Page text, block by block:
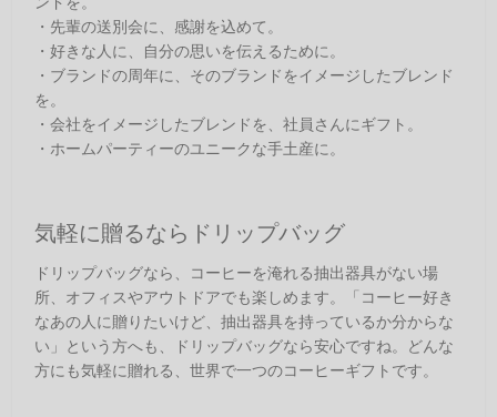
・先輩の送別会に、感謝を込めて。
・好きな人に、自分の思いを伝えるために。
・ブランドの周年に、そのブランドをイメージしたブレンド
を。
・会社をイメージしたブレンドを、社員さんにギフト。
・ホームパーティーのユニークな手土産に。
気軽に贈るならドリップバッグ
ドリップバッグなら、コーヒーを淹れる抽出器具がない場
所、オフィスやアウトドアでも楽しめます。「コーヒー好き
なあの人に贈りたいけど、抽出器具を持っているか分からな
い」という方へも、ドリップバッグなら安心ですね。どんな
方にも気軽に贈れる、世界で一つのコーヒーギフトです。